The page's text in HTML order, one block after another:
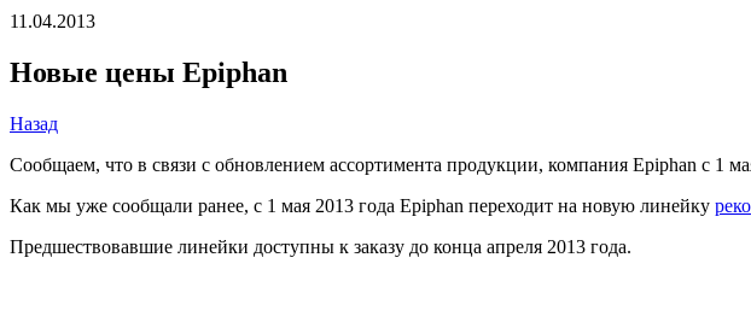
11.04.2013
Новые цены Epiphan
Назад
Сообщаем, что в связи с обновлением ассортимента продукции, компания Epiphan с 1
Как мы уже сообщали ранее, с 1 мая 2013 года Epiphan переходит на новую линейку
Предшествовавшие линейки доступны к заказу до конца апреля 2013 года.